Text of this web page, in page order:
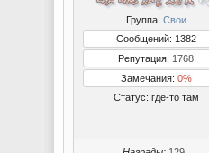
Группа: Свои
Сообщений: 1382
Репутация: 1768
Замечания: 0%
Статус: где-то там